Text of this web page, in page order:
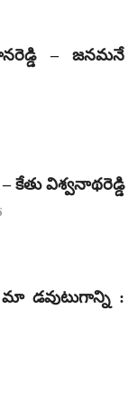
– జనమనే
కేతు విశ్వనాథరెడ్డి
డవుటుగాన్ని :